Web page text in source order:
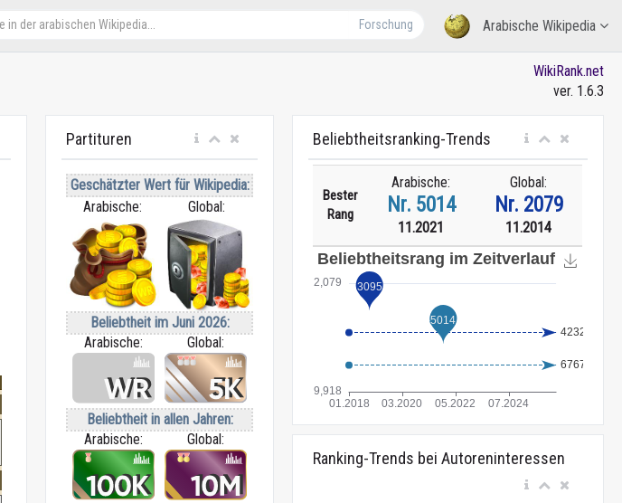
Arabische Wikipedia
Forschung
WikiRank.net
ver. 1.6.3
Partituren
Geschätzter Wert für Wikipedia:
Arabische:
Global:
Beliebtheit im Juni 2026:
Arabische:
Global:
Beliebtheit in allen Jahren:
Arabische:
Global:
Beliebtheitsranking-Trends
Bester
Rang
Arabische:
Nr. 5014
11.2021
Global:
Nr. 2079
11.2014
Ranking-Trends bei Autoreninteressen